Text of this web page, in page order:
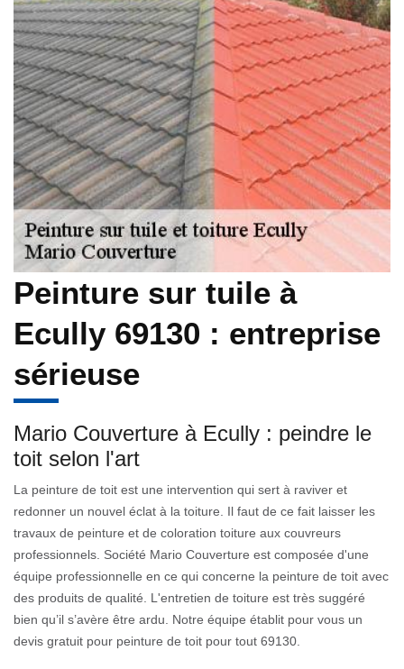
Peinture sur tuile à
Ecully 69130 : entreprise
sérieuse
Mario Couverture à Ecully : peindre le
toit selon l'art
La peinture de toit est une intervention qui sert à raviver et
redonner un nouvel éclat à la toiture. Il faut de ce fait laisser les
travaux de peinture et de coloration toiture aux couvreurs
professionnels. Société Mario Couverture est composée d'une
équipe professionnelle en ce qui concerne la peinture de toit avec
des produits de qualité. L'entretien de toiture est très suggéré
bien qu’il s’avère être ardu. Notre équipe établit pour vous un
devis gratuit pour peinture de toit pour tout 69130.